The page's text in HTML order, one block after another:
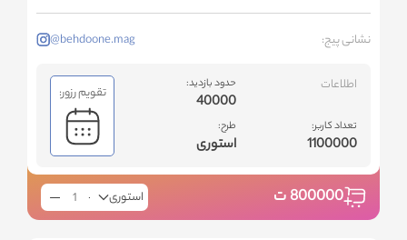
نشانی پیج: @behdoone.mag
اطلاعات
تعداد کاربر:
1100000
حدود بازدید:
40000
طرح:
استوری
تقویم رزور:
800000ت استوری